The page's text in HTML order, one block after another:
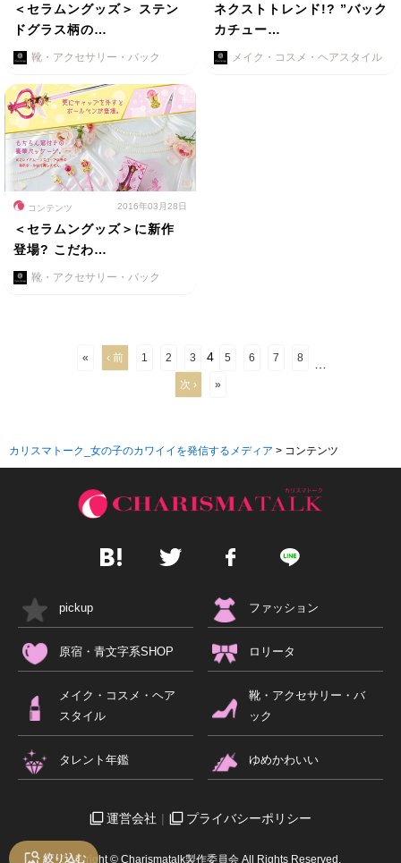
絞り込む
＜セラムングッズ＞ ステン
ドグラス柄の…
靴・アクセサリー・バック
ネクストトレンド!? ”バック
カチュー…
メイク・コスメ・ヘアスタイル
コンテンツ 2016年03月28日
＜セラムングッズ＞に新作
登場? こだわ…
靴・アクセサリー・バック
« ‹ 前 1 2 3 4 5 6 7 8
次 › »
カリスマトーク_女の子のカワイイを発信するメディア > コンテンツ
pickup ファッション
原宿・青文字系SHOP ロリータ
メイク・コスメ・ヘア
スタイル
靴・アクセサリー・バ
ック
タレント年鑑 ゆめかわいい
運営会社 プライバシーポリシー
Copyright © Charismatalk製作委員会 All Rights Reserved.